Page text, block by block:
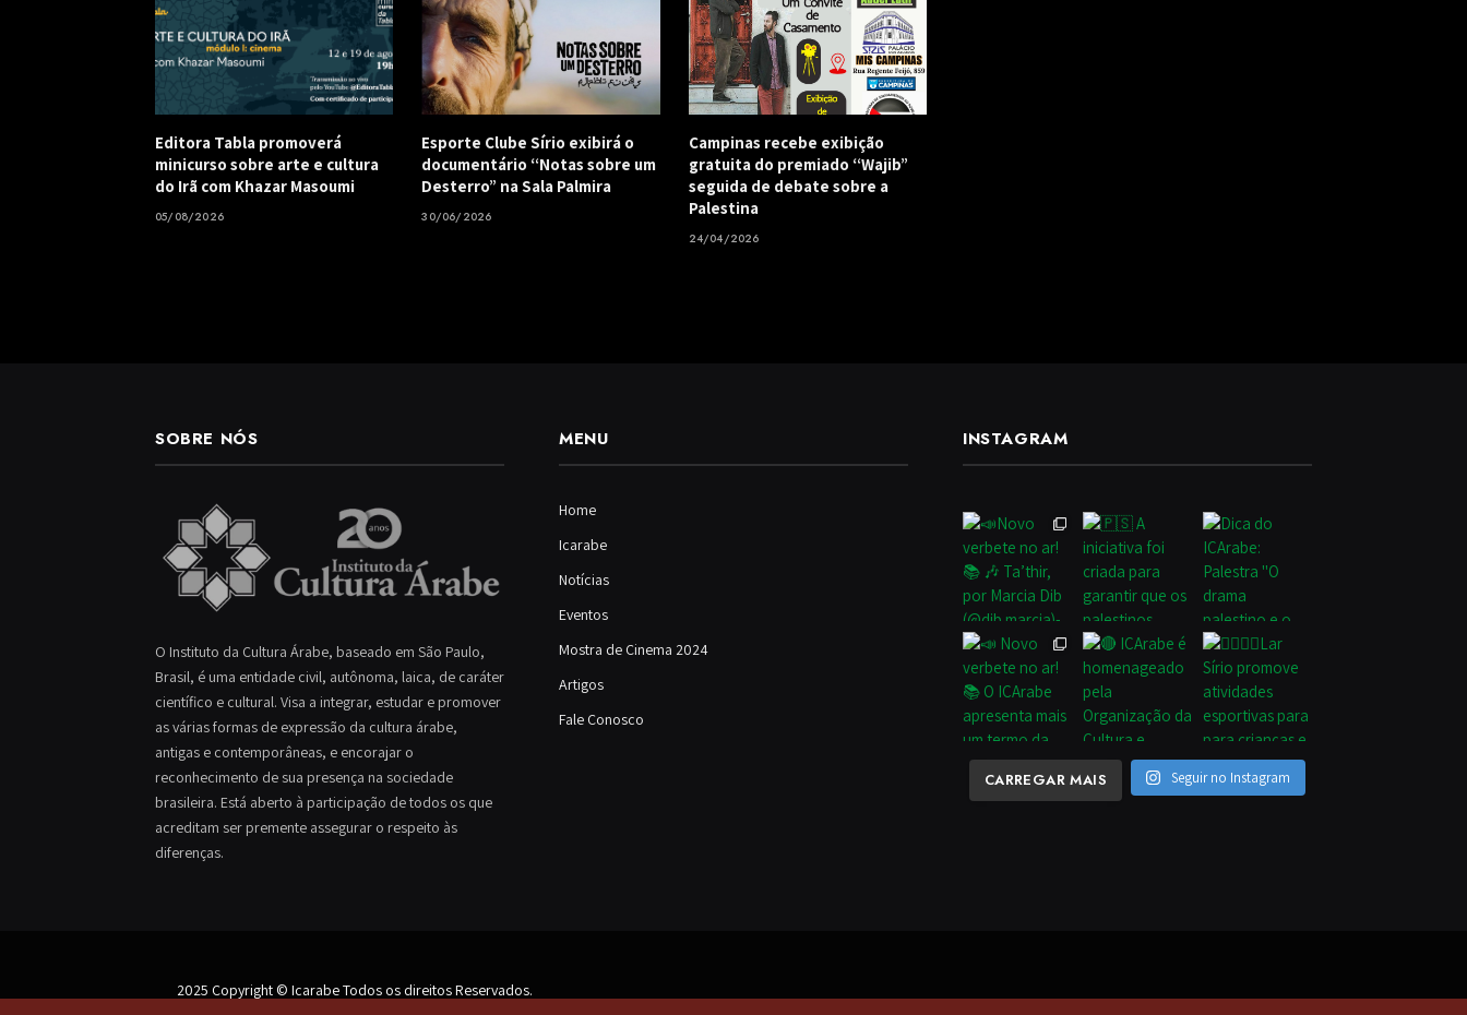
Editora Tabla promoverá
minicurso sobre arte e cultura
do Irã com Khazar Masoumi
05/08/2026
Esporte Clube Sírio exibirá o
documentário “Notas sobre um
Desterro” na Sala Palmira
30/06/2026
Campinas recebe exibição
gratuita do premiado “Wajib”
seguida de debate sobre a
Palestina
24/04/2026
SOBRE NÓS
O Instituto da Cultura Árabe, baseado em São Paulo,
Brasil, é uma entidade civil, autônoma, laica, de caráter
científico e cultural. Visa a integrar, estudar e promover
as várias formas de expressão da cultura árabe,
antigas e contemporâneas, e encorajar o
reconhecimento de sua presença na sociedade
brasileira. Está aberto à participação de todos os que
acreditam ser premente assegurar o respeito às
diferenças.
MENU
Home
Icarabe
Notícias
Eventos
Mostra de Cinema 2024
Artigos
Fale Conosco
INSTAGRAM
CARREGAR MAIS Seguir no Instagram
2025 Copyright © Icarabe Todos os direitos Reservados.